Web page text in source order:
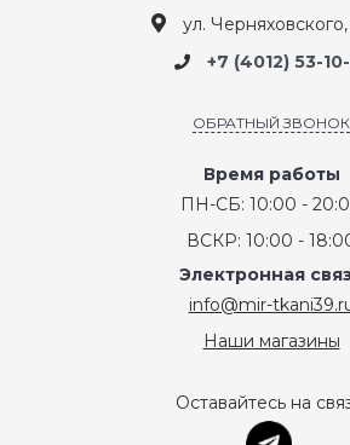
ул.
+7 (4012) 53-
ОБРАТНЫЙ ЗВОНОК
Время работы
ПН-СБ: 10:00 -
ВСКР: 10:00 -
Электронная
info@mir-
Наши магазины
Оставайтесь на